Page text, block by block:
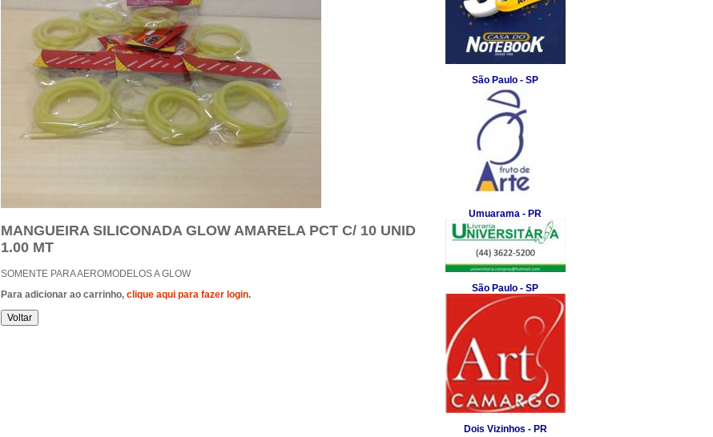
MANGUEIRA SILICONADA GLOW AMARELA PCT C/ 10 UNID
1.00 MT
SOMENTE PARA AEROMODELOS A GLOW
Para adicionar ao carrinho, clique aqui para fazer login.
São Paulo - SP
Umuarama - PR
São Paulo - SP
Dois Vizinhos - PR